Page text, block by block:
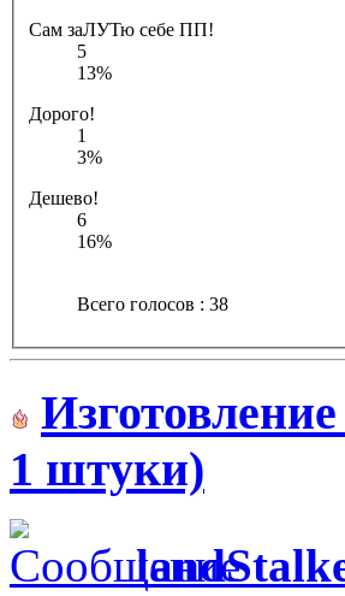
Сам заЛУТю себе ПП!
5
13%
Дорого!
1
3%
Дешево!
6
16%
Всего голосов : 38
1 штуки)